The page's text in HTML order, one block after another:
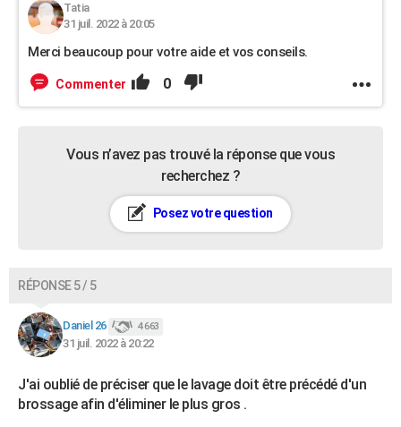
Tatia
31 juil. 2022 à 20:05
Merci beaucoup pour votre aide et vos conseils.
Commenter 0
Vous n’avez pas trouvé la réponse que vous
recherchez ?
Posez votre question
RÉPONSE 5 / 5
Daniel 26 4 663
31 juil. 2022 à 20:22
J'ai oublié de préciser que le lavage doit être précédé d'un
brossage afin d'éliminer le plus gros .